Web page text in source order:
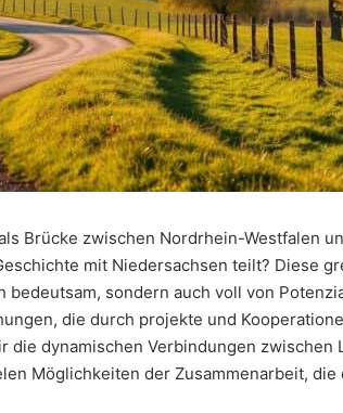
Brücke zwischen Nordrhein-Westfalen
mit Niedersachsen teilt? Diese
bedeutsam, sondern auch voll von
die durch projekte und
dynamischen Verbindungen zwischen
Möglichkeiten der Zusammenarbeit, die